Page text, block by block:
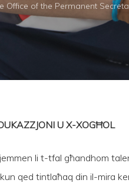
Office of the Permanent
U X-XOGĦOL
li t-tfal għandhom
qed tintlaħaq din il-mira